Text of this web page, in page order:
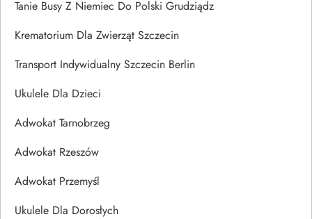
Tanie Busy Z Niemiec Do Polski Grudziądz
Krematorium Dla Zwierząt Szczecin
Transport Indywidualny Szczecin Berlin
Ukulele Dla Dzieci
Adwokat Tarnobrzeg
Adwokat Rzeszów
Adwokat Przemyśl
Ukulele Dla Dorosłych